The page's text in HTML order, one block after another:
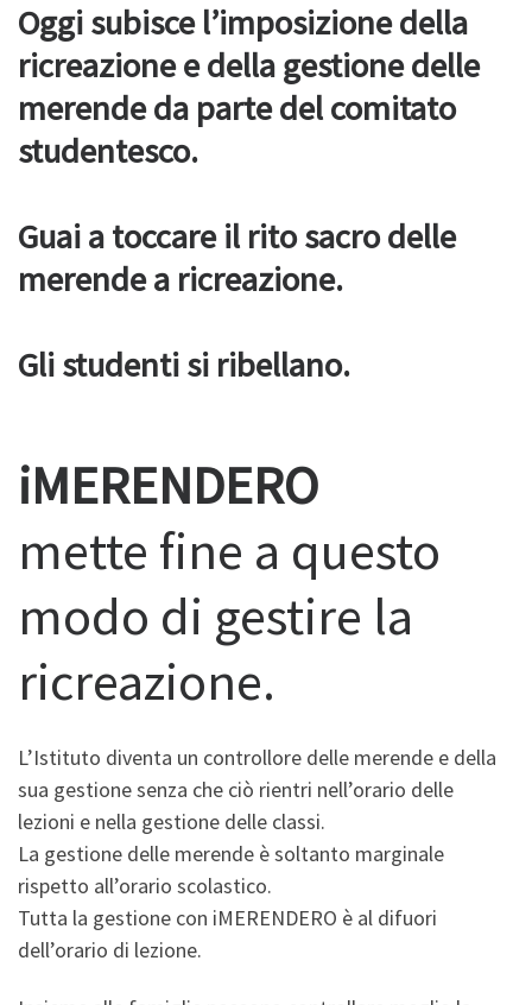
Oggi subisce l’imposizione della
ricreazione e della gestione delle
merende da parte del comitato
studentesco.
Guai a toccare il rito sacro delle
merende a ricreazione.
Gli studenti si ribellano.
iMERENDERO
mette fine a questo
modo di gestire la
ricreazione.
L’Istituto diventa un controllore delle merende e della
sua gestione senza che ciò rientri nell’orario delle
lezioni e nella gestione delle classi.
La gestione delle merende è soltanto marginale
rispetto all’orario scolastico.
Tutta la gestione con iMERENDERO è al difuori
dell’orario di lezione.